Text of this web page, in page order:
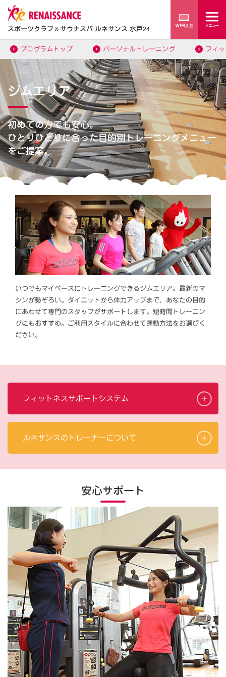
スポーツクラブ＆サウナスパ ルネサンス 水戸24
プログラムトップ パーソナルトレーニング フィ
ジムエリア
初めての方でも安心。
ひとりひとりに合った目的別トレーニングメニュー
をご提案。
いつでもマイペースにトレーニングできるジムエリア。最新のマ
シンが勢ぞろい。ダイエットから体力アップまで、あなたの目的
にあわせて専門のスタッフがサポートします。短時間トレーニン
グにもおすすめ。ご利用スタイルに合わせて運動方法をお選びく
ださい。
フィットネスサポートシステム
ルネサンスのトレーナーについて
安心サポート